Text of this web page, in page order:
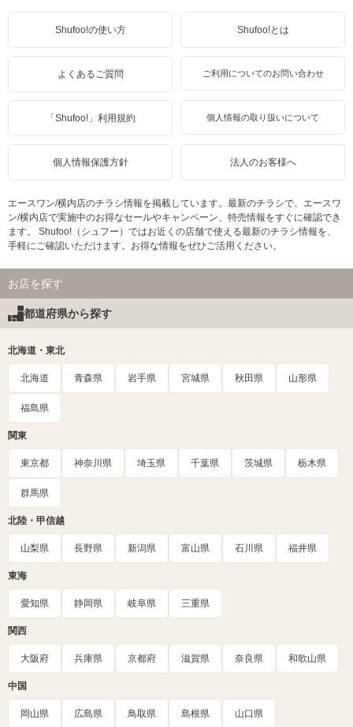
Shufoo!の使い方 Shufoo!とは
よくあるご質問 ご利用についてのお問い合わせ
「Shufoo!」利用規約 個人情報の取り扱いについて
個人情報保護方針 法人のお客様へ
エースワン/横内店のチラシ情報を掲載しています。最新のチラシで、エースワ
ン/横内店で実施中のお得なセールやキャンペーン、特売情報をすぐに確認でき
ます。 Shufoo!（シュフー）ではお近くの店舗で使える最新のチラシ情報を、
手軽にご確認いただけます。お得な情報をぜひご活用ください。
お店を探す
都道府県から探す
北海道・東北
北海道 青森県 岩手県 宮城県 秋田県 山形県
福島県
関東
東京都 神奈川県 埼玉県 千葉県 茨城県 栃木県
群馬県
北陸・甲信越
山梨県 長野県 新潟県 富山県 石川県 福井県
東海
愛知県 静岡県 岐阜県 三重県
関西
大阪府 兵庫県 京都府 滋賀県 奈良県 和歌山県
中国
岡山県 広島県 鳥取県 島根県 山口県